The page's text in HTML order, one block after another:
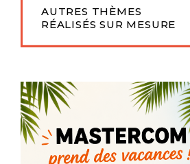
AUTRES THÈMES
RÉALISÉS SUR MESURE